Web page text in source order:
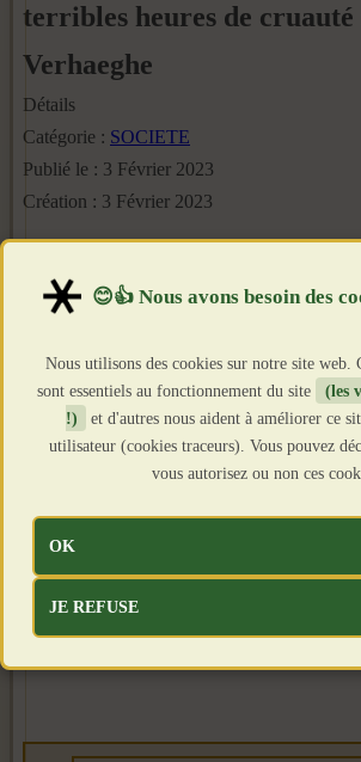
terribles heures de
Verhaeghe
Détails
Catégorie : SOCIETE
Publié le : 3 Février 2023
Création : 3 Février 2023
Nous utilisons des cookies sur notre site web.
sont essentiels au fonctionnement du site
(les
!)
et d'autres nous aident à améliorer ce
utilisateur (cookies traceurs). Vous pouvez
vous autorisez ou non ces
OK
JE REFUSE